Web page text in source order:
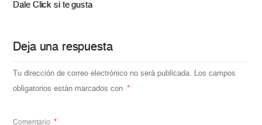
Dale Click si te gusta
Deja una respuesta
Tu dirección de correo electrónico no será publicada. Los campos
obligatorios están marcados con
*
Comentario *